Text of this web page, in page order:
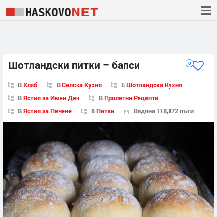
Шотландски питки – бапси 0
ВХляб ВСелска Кухня ВШотландска Кухня
ВЯстия за Имен Ден ВПролетни Рецепти
ВЯстия за Печене ВПитки Видяна 118,872 пъти